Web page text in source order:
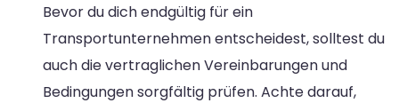
Bevor du dich endgültig für ein
Transportunternehmen entscheidest, solltest du
auch die vertraglichen Vereinbarungen und
Bedingungen sorgfältig prüfen. Achte darauf,